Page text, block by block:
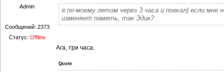
Admin
Сообщений: 2373
Статус: Offline
я по-моему летом через 3 часа и поехал) если мне
изменяет память, так Эдик?
Ага, три часа.
Quote